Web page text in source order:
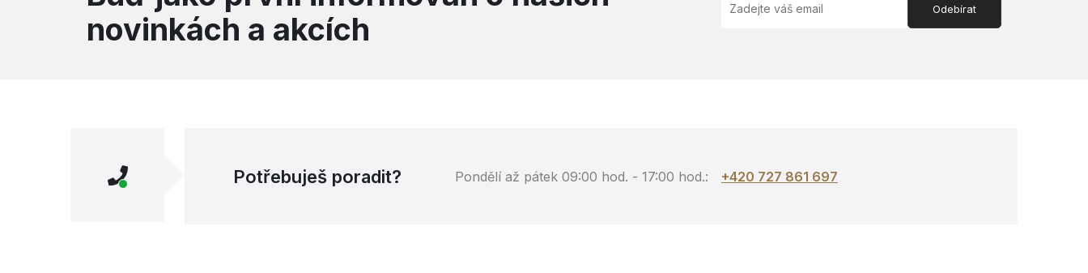
novinkách a akcích
Odebírat
Potřebuješ poradit? Pondělí až pátek 09:00 hod. - 17:00 hod.: +420 727 861 697